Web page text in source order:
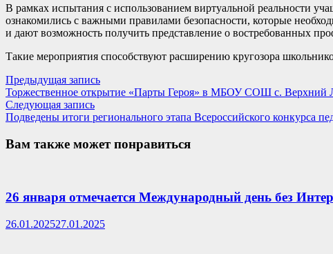
В рамках испытания с использованием виртуальной реальности
ознакомились с важными правилами безопасности, которые
и дают возможность получить представление о востребованных
Такие мероприятия способствуют расширению кругозора
Навигация
по
записям
Предыдущая записьПредыдущая
запись:
Торжественное открытие «Парты Героя» в МБОУ СОШ с.
Следующая записьСледующая
запись:
Подведены итоги регионального этапа Всероссийского конкурса
Вам также может понравиться
26 января отмечается Международный день без
26.01.202527.01.2025